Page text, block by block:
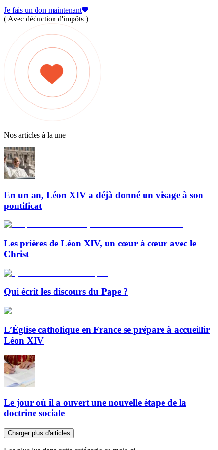
Je fais un don maintenant
( Avec déduction d'impôts )
Nos articles à la une
En un an, Léon XIV a déjà donné un visage à son
pontificat
Les prières de Léon XIV, un cœur à cœur avec le
Christ
Qui écrit les discours du Pape ?
L’Église catholique en France se prépare à accueillir
Léon XIV
Le jour où il a ouvert une nouvelle étape de la
doctrine sociale
Charger plus d'articles